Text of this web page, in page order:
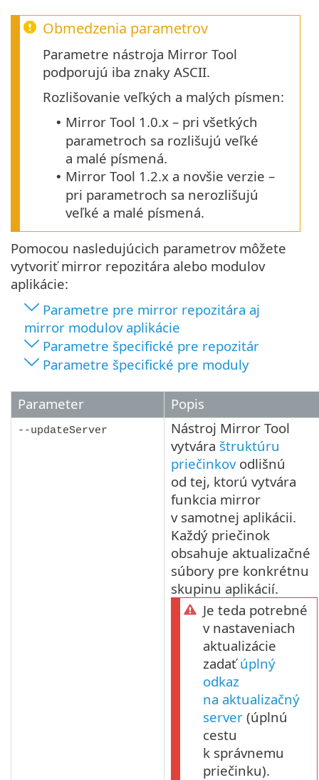
Obmedzenia parametrov
Parametre nástroja Mirror Tool
podporujú iba znaky ASCII.
Rozlišovanie veľkých a malých písmen:
• Mirror Tool 1.0.x – pri všetkých
parametroch sa rozlišujú veľké
a malé písmená.
• Mirror Tool 1.2.x a novšie verzie –
pri parametroch sa nerozlišujú
veľké a malé písmená.
Pomocou nasledujúcich parametrov môžete
vytvoriť mirror repozitára alebo modulov
aplikácie:
Parametre pre mirror repozitára aj
mirror modulov aplikácie
Parametre špecifické pre repozitár
Parametre špecifické pre moduly
Parameter Popis
--updateServer
Nástroj Mirror Tool
vytvára štruktúru
priečinkovodlišnú
od tej, ktorú vytvára
funkcia mirror
v samotnej aplikácii.
Každý priečinok
obsahuje aktualizačné
súbory pre konkrétnu
skupinu aplikácií.
Je teda potrebné
v nastaveniach
aktualizácie
zadaťúplný
odkaz
na aktualizačný
server (úplnú
cestu
k správnemu
priečinku).